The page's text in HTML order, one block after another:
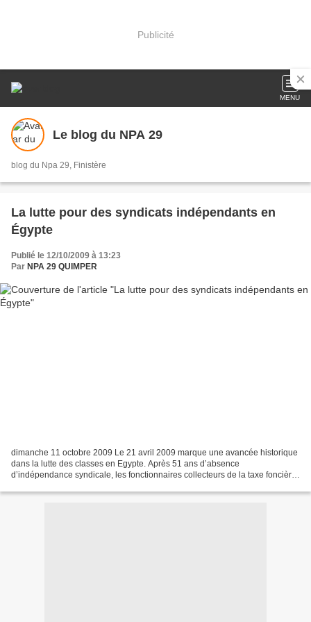
Publicité
MENU
Le blog du NPA 29
blog du Npa 29, Finistère
La lutte pour des syndicats indépendants en
Égypte
Publié le 12/10/2009 à 13:23
Par NPA 29 QUIMPER
dimanche 11 octobre 2009 Le 21 avril 2009 marque une avancée historique
dans la lutte des classes en Egypte. Après 51 ans d’absence
d’indépendance syndicale, les fonctionnaires collecteurs de la taxe foncière